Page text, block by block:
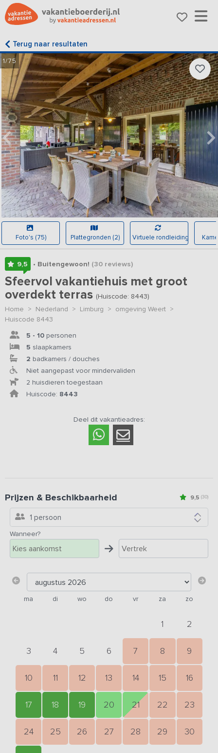
Terug naar resultaten
1/75
Foto's (75) Plattegronden (2) Virtuele rondleiding
9,5 • Buitengewoon! (30reviews)
Sfeervol vakantiehuis met groot
overdekt terras (Huiscode: 8443)
Home > Nederland > Limburg > omgeving Weert >
Huiscode 8443
5 - 10 personen
5 slaapkamers
2 badkamers / douches
Niet aangepast voor mindervaliden
2 huisdieren toegestaan
Huiscode: 8443
Deel dit vakantieadres:
9,5 (30)
Prijzen & Beschikbaarheid
1 persoon
Wanneer?
ma di wo do vr za zo
1 2
3 4 5 6 7 8 9
10 11 12 13 14 15 16
17 18 19 20 21 22 23
24 25 26 27 28 29 30